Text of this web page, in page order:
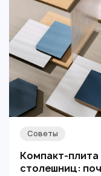
Советы
Компакт-плита
столешниц: